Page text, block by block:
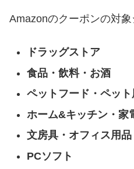
Amazonのクーポンの対象
ドラッグストア
食品・飲料・お酒
ペットフード・ペット
ホーム&キッチン・家
文房具・オフィス用品
PCソフト